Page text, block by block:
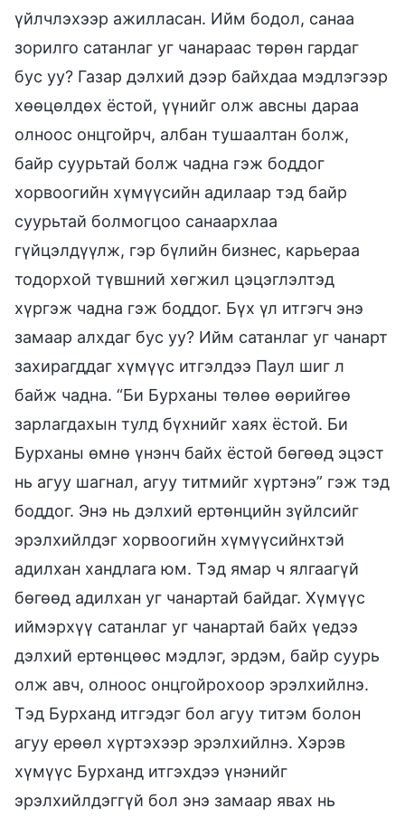
үйлчлэхээр ажилласан. Ийм бодол, санаа
зорилго сатанлаг уг чанараас төрөн гардаг
бус уу? Газар дэлхий дээр байхдаа мэдлэгээр
хөөцөлдөх ёстой, үүнийг олж авсны дараа
олноос онцгойрч, албан тушаалтан болж,
байр суурьтай болж чадна гэж боддог
хорвоогийн хүмүүсийн адилаар тэд байр
суурьтай болмогцоо санаархлаа
гүйцэлдүүлж, гэр бүлийн бизнес, карьераа
тодорхой түвшний хөгжил цэцэглэлтэд
хүргэж чадна гэж боддог. Бүх үл итгэгч энэ
замаар алхдаг бус уу? Ийм сатанлаг уг чанарт
захирагддаг хүмүүс итгэлдээ Паул шиг л
байж чадна. “Би Бурханы төлөө өөрийгөө
зарлагдахын тулд бүхнийг хаях ёстой. Би
Бурханы өмнө үнэнч байх ёстой бөгөөд эцэст
нь агуу шагнал, агуу титмийг хүртэнэ” гэж тэд
боддог. Энэ нь дэлхий ертөнцийн зүйлсийг
эрэлхийлдэг хорвоогийн хүмүүсийнхтэй
адилхан хандлага юм. Тэд ямар ч ялгаагүй
бөгөөд адилхан уг чанартай байдаг. Хүмүүс
иймэрхүү сатанлаг уг чанартай байх үедээ
дэлхий ертөнцөөс мэдлэг, эрдэм, байр суурь
олж авч, олноос онцгойрохоор эрэлхийлнэ.
Тэд Бурханд итгэдэг бол агуу титэм болон
агуу ерөөл хүртэхээр эрэлхийлнэ. Хэрэв
хүмүүс Бурханд итгэхдээ үнэнийг
эрэлхийлдэггүй бол энэ замаар явах нь